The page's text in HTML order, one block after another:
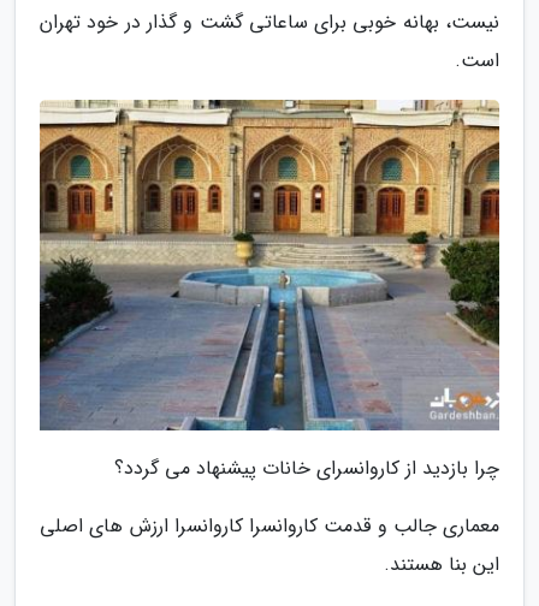
نیست، بهانه خوبی برای ساعاتی گشت و گذار در خود تهران
است.
چرا بازدید از کاروانسرای خانات پیشنهاد می گردد؟
معماری جالب و قدمت کاروانسرا کاروانسرا ارزش های اصلی
این بنا هستند.